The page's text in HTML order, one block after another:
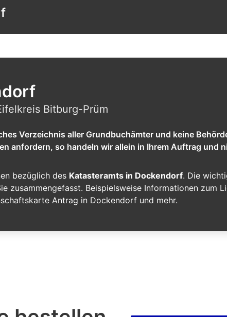
Bitburg-Prüm
Verzeichnis aller Grundbuchämter und keine
anfordern, so handeln wir allein in Ihrem Auftrag und
bezüglich des Katasteramts in Dockendorf. Die
zusammengefasst. Beispielsweise Informationen zum
Antrag in Dockendorf und mehr.